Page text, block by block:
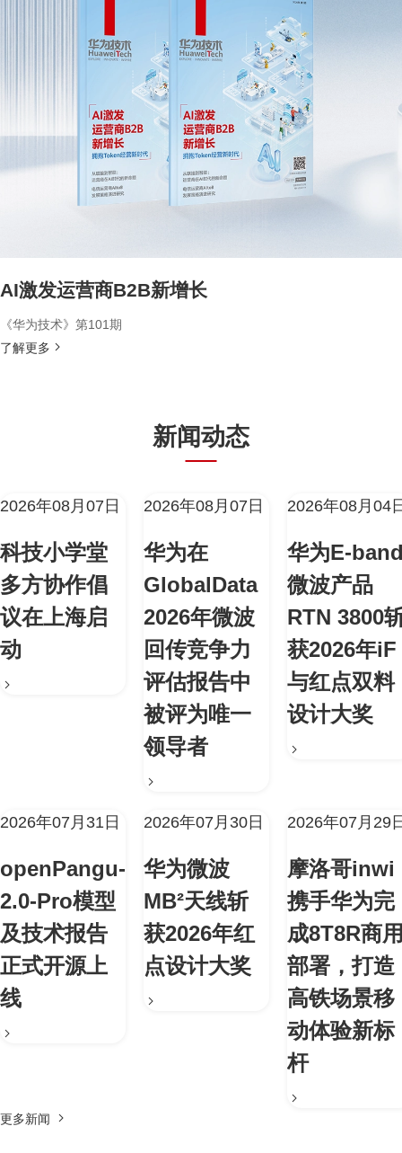
AI激发运营商B2B新增长
《华为技术》第101期
了解更多
新闻动态
2026年08月07日
科技小学堂
多方协作倡
议在上海启
动
2026年08月07日
华为在
GlobalData
2026年微波
回传竞争力
评估报告中
被评为唯一
领导者
2026年08月04
华为E-
微波产品
RTN 3800
获2026年iF
与红点双料
设计大奖
2026年07月31日
openPangu-
2.0-Pro模型
及技术报告
正式开源上
线
2026年07月30日
华为微波
MB²天线斩
获2026年红
点设计大奖
2026年07月29
摩洛哥inwi
携手华为完
成8T8R商
部署，打造
高铁场景移
动体验新标
杆
更多新闻